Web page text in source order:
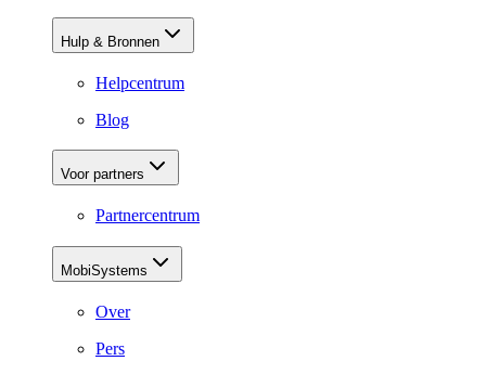
Hulp & Bronnen
Helpcentrum
Blog
Voor partners
Partnercentrum
MobiSystems
Over
Pers